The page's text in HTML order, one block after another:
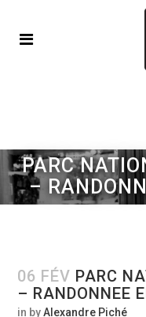
PARC
–
06 FÉV PARC
– RANDONNEE
in byAlexandre Piché